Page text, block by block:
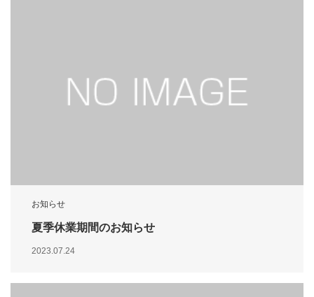
お知らせ
夏季休業期間のお知らせ
2023.07.24